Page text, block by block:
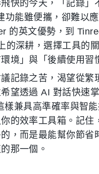
快的今天，「記錄」
功能雖便攜，卻難以
的英文優勢，到
的深耕，選擇工具的
環境」與「後續使用習
記錄之苦，渴望從繁
望透過 AI 對話快速掌
樣兼具高準確率與智
的效率工具箱。記住
，而是最能幫你節省
那一個。